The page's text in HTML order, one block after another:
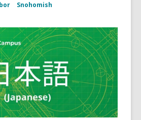
Snohomish